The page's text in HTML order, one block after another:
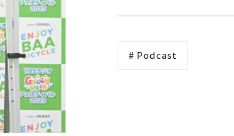
# Podcast